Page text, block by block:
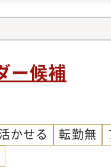
ー候補
かせる 転勤無